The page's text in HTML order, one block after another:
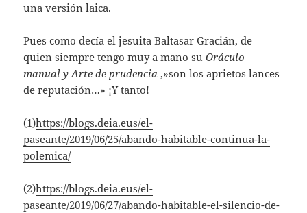
una versión laica.
Pues como decía el jesuita Baltasar Gracián, de
quien siempre tengo muy a mano suOráculo
manual y Arte de prudencia ,»son los aprietos lances
de reputación…» ¡Y tanto!
(1)https://blogs.deia.eus/el-
paseante/2019/06/25/abando-habitable-continua-la-
polemica/
(2)https://blogs.deia.eus/el-
paseante/2019/06/27/abando-habitable-el-silencio-de-